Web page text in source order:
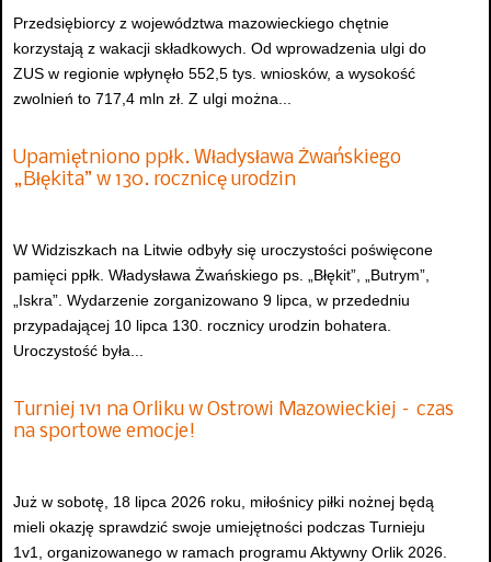
Przedsiębiorcy z województwa mazowieckiego chętnie
korzystają z wakacji składkowych. Od wprowadzenia ulgi do
ZUS w regionie wpłynęło 552,5 tys. wniosków, a wysokość
zwolnień to 717,4 mln zł. Z ulgi można...
Upamiętniono ppłk. Władysława Żwańskiego
„Błękita” w 130. rocznicę urodzin
W Widziszkach na Litwie odbyły się uroczystości poświęcone
pamięci ppłk. Władysława Żwańskiego ps. „Błękit”, „Butrym”,
„Iskra”. Wydarzenie zorganizowano 9 lipca, w przededniu
przypadającej 10 lipca 130. rocznicy urodzin bohatera.
Uroczystość była...
Turniej 1v1 na Orliku w Ostrowi Mazowieckiej – czas
na sportowe emocje!
Już w sobotę, 18 lipca 2026 roku, miłośnicy piłki nożnej będą
mieli okazję sprawdzić swoje umiejętności podczas Turnieju
1v1, organizowanego w ramach programu Aktywny Orlik 2026.